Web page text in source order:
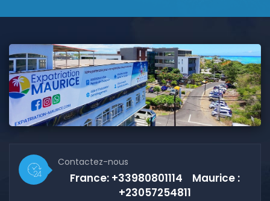
Contactez-nous
France: +33980801114 Maurice :
+23057254811